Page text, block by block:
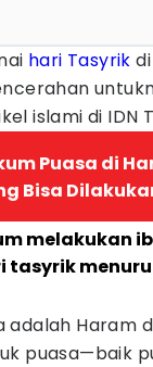
hari Tasyrik
islami di IDN
Puasa di
Bisa
melakukan
tasyrik
adalah Haram
puasa—baik